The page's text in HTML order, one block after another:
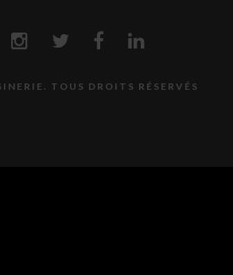
TOUS DROITS RÉSERVÉS